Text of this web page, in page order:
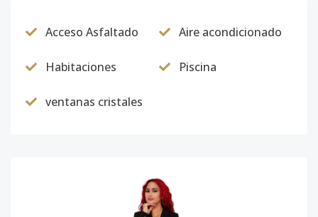
Acceso Asfaltado Aire acondicionado
Habitaciones Piscina
ventanas cristales